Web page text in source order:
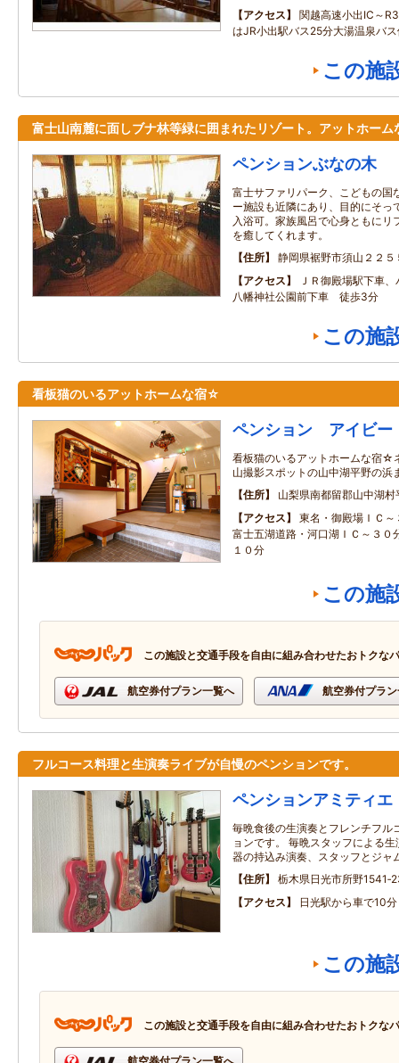
アクセス
関越高速小出IC～
はJR小出駅バス25分大湯温泉バ
この施
富士山南麓に面しブナ林等緑に囲まれたリゾート。アットホーム
ペンションぶなの木
富士サファリパーク、こどもの国
ー施設も近隣にあり、目的にそっ
入浴可。家族風呂で心身ともにリ
を癒してくれます。
住所
静岡県裾野市須山２２５
アクセス
ＪＲ御殿場駅下車
八幡神社公園前下車 徒歩3分
この施
看板猫のいるアットホームな宿☆
ペンション アイビー
看板猫のいるアットホームな宿☆
山撮影スポットの山中湖平野の浜
住所
山梨県南都留郡山中湖
アクセス
東名・御殿場ＩＣ
富士五湖道路・河口湖ＩＣ～３０
１０分
この施
この施設と交通手段を自由に組み合わせたおトクな
航空券付プラン一覧へ 航空券付プラ
フルコース料理と生演奏ライブが自慢のペンションです。
ペンションアミティエ
毎晩食後の生演奏とフレンチフル
ョンです。 毎晩スタッフによる
器の持込み演奏、スタッフとジャ
住所
栃木県日光市所野
アクセス
日光駅から車で10分
この施
この施設と交通手段を自由に組み合わせたおトクな